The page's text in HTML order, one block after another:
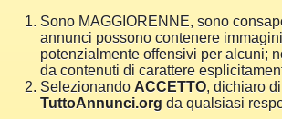
Sono MAGGIORENNE, sono
annunci possono contenere
potenzialmente offensivi per alcuni;
da contenuti di carattere
Selezionando ACCETTO, dichiaro
TuttoAnnunci.org da qualsiasi